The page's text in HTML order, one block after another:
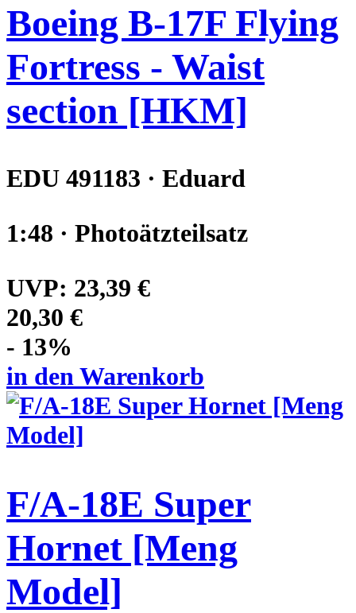
Boeing B-17F Flying
Fortress - Waist
section [HKM]
EDU 491183 · Eduard
1:48 · Photoätzteilsatz
UVP: 23,39 €
20,30 €
- 13%
in den Warenkorb
F/A-18E Super
Hornet [Meng
Model]